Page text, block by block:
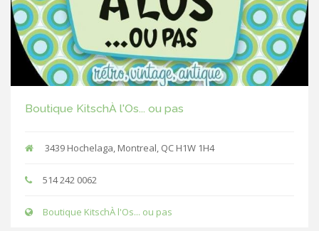
Boutique KitschÀ l'Os... ou pas
3439 Hochelaga, Montreal, QC H1W 1H4
514 242 0062
Boutique KitschÀ l'Os... ou pas